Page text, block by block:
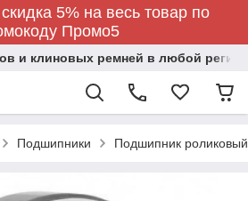
5% на весь товар по
Промо5
и клиновых ремней в любой регион
Подшипники Подшипник